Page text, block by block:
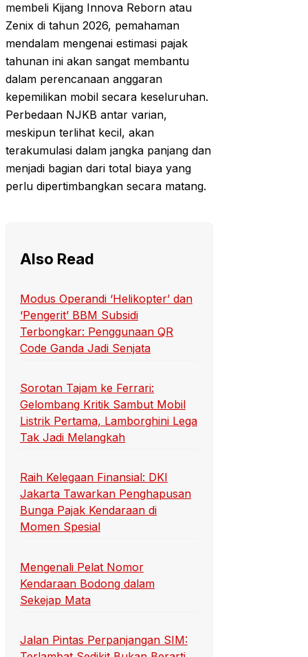
membeli Kijang Innova Reborn atau
Zenix di tahun 2026, pemahaman
mendalam mengenai estimasi pajak
tahunan ini akan sangat membantu
dalam perencanaan anggaran
kepemilikan mobil secara keseluruhan.
Perbedaan NJKB antar varian,
meskipun terlihat kecil, akan
terakumulasi dalam jangka panjang dan
menjadi bagian dari total biaya yang
perlu dipertimbangkan secara matang.
Also Read
Modus Operandi ‘Helikopter’ dan
‘Pengerit’ BBM Subsidi
Terbongkar: Penggunaan QR
Code Ganda Jadi Senjata
Sorotan Tajam ke Ferrari:
Gelombang Kritik Sambut Mobil
Listrik Pertama, Lamborghini Lega
Tak Jadi Melangkah
Raih Kelegaan Finansial: DKI
Jakarta Tawarkan Penghapusan
Bunga Pajak Kendaraan di
Momen Spesial
Mengenali Pelat Nomor
Kendaraan Bodong dalam
Sekejap Mata
Jalan Pintas Perpanjangan SIM: